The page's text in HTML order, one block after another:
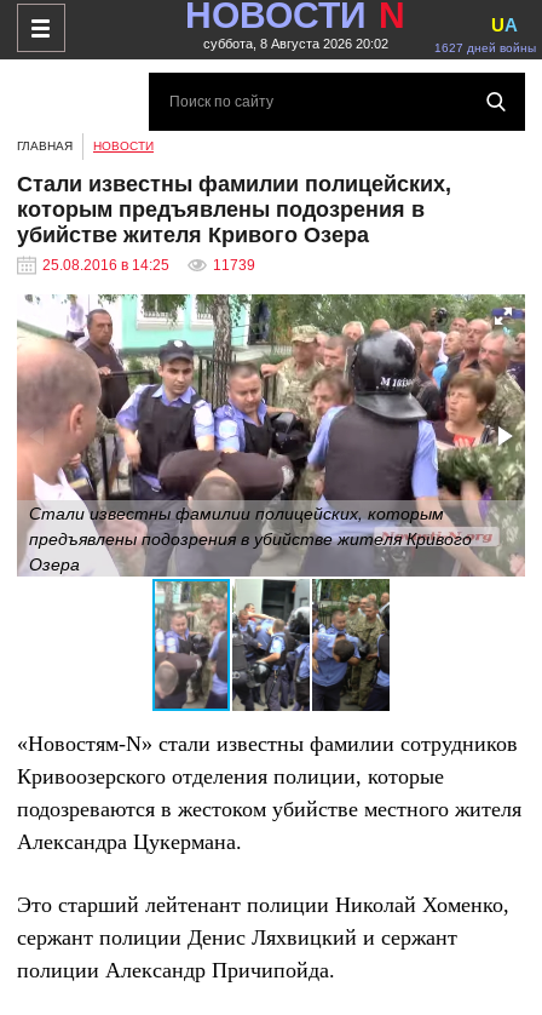
НОВОСТИ N
суббота, 8 Августа 2026 20:02 1627 дней войны
UA
ГЛАВНАЯ НОВОСТИ
Стали известны фамилии полицейских,
которым предъявлены подозрения в
убийстве жителя Кривого Озера
25.08.2016 в 14:25 11739
Стали известны фамилии полицейских, которым
предъявлены подозрения в убийстве жителя Кривого
Озера
«Новостям-N» стали известны фамилии сотрудников
Кривоозерского отделения полиции, которые
подозреваются в жестоком убийстве местного жителя
Александра Цукермана.
Это старший лейтенант полиции Николай Хоменко,
сержант полиции Денис Ляхвицкий и сержант
полиции Александр Причипойда.